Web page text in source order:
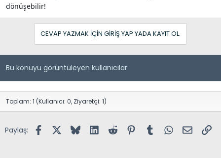
dönüşebilir!
CEVAP YAZMAK IÇIN GIRIŞ YAP YADA KAYIT OL.
Bu konuyu görüntüleyen kullanıcılar
Toplam: 1 (Kullanıcı: 0, Ziyaretçi: 1)
Paylaş: FacebookX (Twitter)
BlueskyLinkedInReddit PinterestTumblr WhatsApp
E-posta